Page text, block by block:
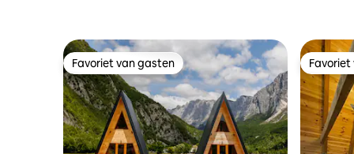
Favoriet van gasten
Favoriet van gasten